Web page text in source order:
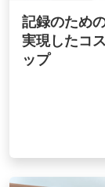
記録のため
実現したコ
ップ